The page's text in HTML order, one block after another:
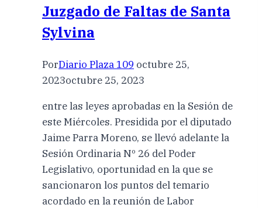
Juzgado de Faltas de Santa
Sylvina
PorDiario Plaza 109 octubre 25,
2023octubre 25, 2023
entre las leyes aprobadas en la Sesión de
este Miércoles. Presidida por el diputado
Jaime Parra Moreno, se llevó adelante la
Sesión Ordinaria Nº 26 del Poder
Legislativo, oportunidad en la que se
sancionaron los puntos del temario
acordado en la reunión de Labor